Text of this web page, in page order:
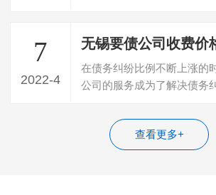
7
2022-4
在债务纠纷比例不断上涨的
公司的服务成为了解决债务
查看更多+